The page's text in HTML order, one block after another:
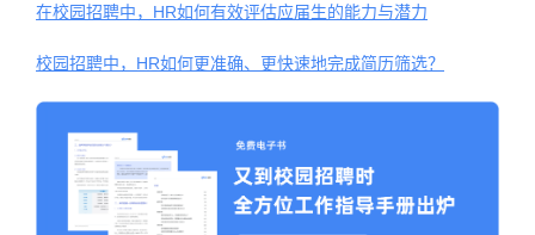
在校园招聘中，HR如何有效评估应届生的能力与潜力
校园招聘中，HR如何更准确、更快速地完成简历筛选？